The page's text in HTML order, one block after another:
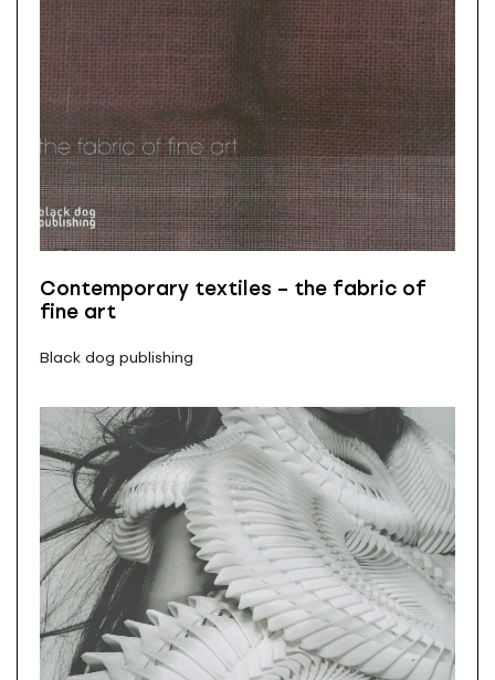
Contemporary textiles – the fabric of
fine art
Black dog publishing